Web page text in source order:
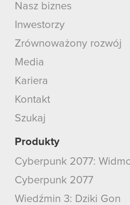
Nasz biznes
Inwestorzy
Zrównoważony rozwój
Media
Kariera
Kontakt
Szukaj
Produkty
Cyberpunk 2077:
Cyberpunk 2077
Wiedźmin 3: Dziki Gon